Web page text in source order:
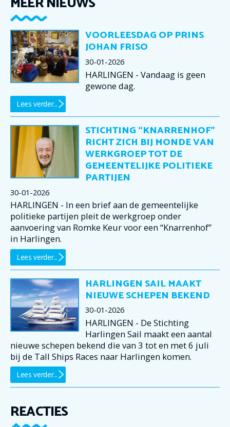
VOORLEESDAG OP PRINS
JOHAN FRISO
30-01-2026
HARLINGEN - Vandaag is geen
gewone dag.
Lees verder...
STICHTING “KNARRENHOF”
RICHT ZICH BIJ MONDE VAN
WERKGROEP TOT DE
GEMEENTELIJKE POLITIEKE
PARTIJEN
30-01-2026
HARLINGEN - In een brief aan de gemeentelijke
politieke partijen pleit de werkgroep onder
aanvoering van Romke Keur voor een “Knarrenhof”
in Harlingen.
Lees verder...
HARLINGEN SAIL MAAKT
NIEUWE SCHEPEN BEKEND
30-01-2026
HARLINGEN - De Stichting
Harlingen Sail maakt een aantal
nieuwe schepen bekend die van 3 tot en met 6 juli
bij de Tall Ships Races naar Harlingen komen.
Lees verder...
REACTIES